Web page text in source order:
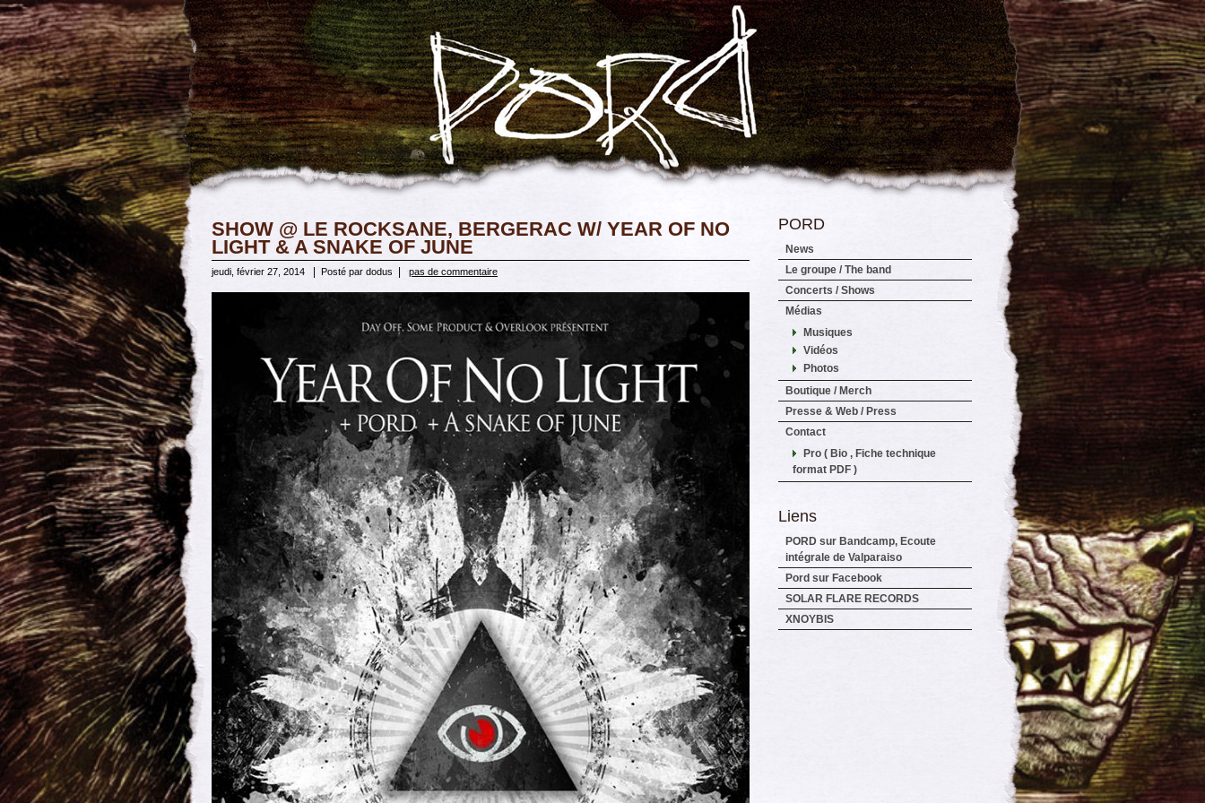
SHOW @ LE ROCKSANE, BERGERAC W/ YEAR OF NO
LIGHT & A SNAKE OF JUNE
jeudi, février 27, 2014 Posté par dodus pas de commentaire
PORD
News
Le groupe / The band
Concerts / Shows
Médias
Musiques
Vidéos
Photos
Boutique / Merch
Presse & Web / Press
Contact
Pro ( Bio , Fiche technique
format PDF )
Liens
PORD sur Bandcamp, Ecoute
intégrale de Valparaiso
Pord sur Facebook
SOLAR FLARE RECORDS
XNOYBIS